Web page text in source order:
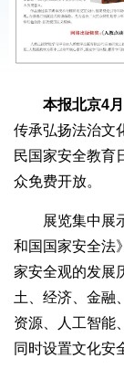
本报北京4
传承弘扬法治文
民国家安全教育
众免费开放。
展览集中展示
和国国家安全法
家安全观的发展
土、经济、金融
资源、人工智能
同时设置文化安